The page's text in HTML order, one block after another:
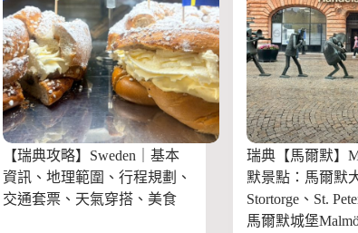
【瑞典攻略】Sweden｜基本
資訊、地理範圍、行程規劃、
交通套票、天氣穿搭、美食
瑞典【馬爾默】
默景點：馬爾默
Stortorge、St.
馬爾默城堡Malmö